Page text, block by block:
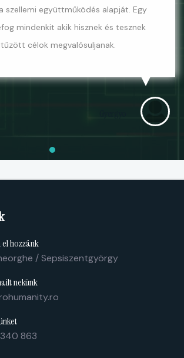
szellemi együttműködés alapját. Egy
mindenkit akik hisznek és tesznek
célok megvalósuljanak.
hozzánk
/ Sepsiszentgyörgy
nekünk
863